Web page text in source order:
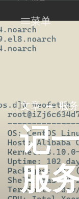
菜单
文章 服
记
服